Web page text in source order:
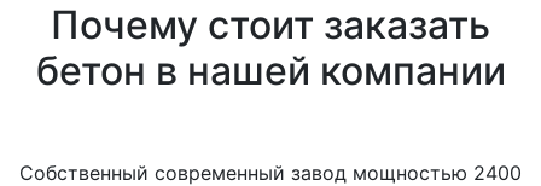
Почему стоит заказать
бетон в нашей компании
Собственный современный завод мощностью 2400